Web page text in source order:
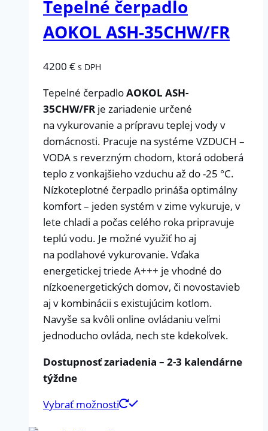
Tepelné čerpadlo
AOKOL ASH-35CHW/FR
4200 € s DPH
Tepelné čerpadloAOKOL ASH-
35CHW/FR je zariadenie určené
na vykurovanie a prípravu teplej vody v
domácnosti. Pracuje na systéme VZDUCH –
VODA s reverzným chodom, ktorá odoberá
teplo z vonkajšieho vzduchu až do -25 °C.
Nízkoteplotné čerpadlo prináša optimálny
komfort – jeden systém v zime vykuruje, v
lete chladi a počas celého roka pripravuje
teplú vodu. Je možné využiť ho aj
na podlahové vykurovanie. Vďaka
energetickej triede A+++ je vhodné do
nízkoenergetických domov, či novostavieb
aj v kombinácii s existujúcim kotlom.
Navyše sa kvôli online ovládaniu veľmi
jednoducho ovláda, nech ste kdekoľvek.
Dostupnosť zariadenia – 2-3 kalendárne
týždne
Vybrať možnosti